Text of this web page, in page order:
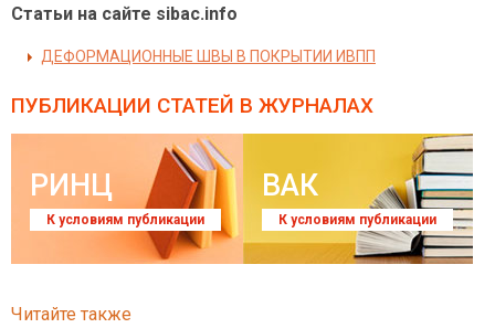
Статьи на сайте sibac.info
ДЕФОРМАЦИОННЫЕ ШВЫ В ПОКРЫТИИ ИВПП
ПУБЛИКАЦИИ СТАТЕЙ В ЖУРНАЛАХ
РИНЦ
К условиям публикации
ВАК
К условиям публикации
Читайте также